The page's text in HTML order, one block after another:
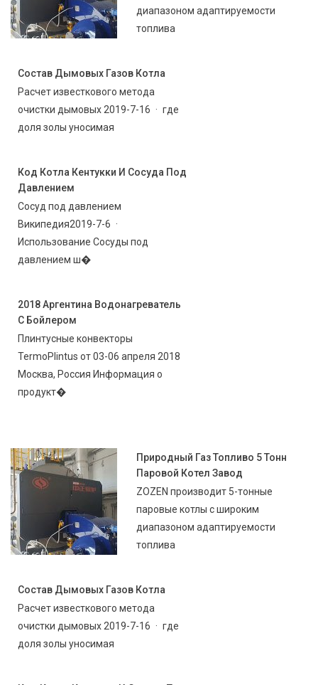
диапазоном адаптируемости
топлива
Состав Дымовых Газов Котла
Расчет известкового метода
очистки дымовых 2019-7-16 · где
доля золы уносимая
Код Котла Кентукки И Сосуда Под
Давлением
Сосуд под давлением
Википедия2019-7-6 ·
Использование Сосуды под
давлением ш�
2018 Аргентина Водонагреватель
С Бойлером
Плинтусные конвекторы
TermoPlintus от 03-06 апреля 2018
Москва, Россия Информация о
продукт�
Природный Газ Топливо 5 Тонн
Паровой Котел Завод
ZOZEN производит 5-тонные
паровые котлы с широким
диапазоном адаптируемости
топлива
Состав Дымовых Газов Котла
Расчет известкового метода
очистки дымовых 2019-7-16 · где
доля золы уносимая